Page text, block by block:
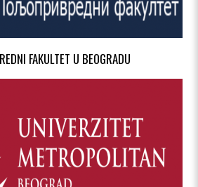
FAKULTET U BEOGRADU